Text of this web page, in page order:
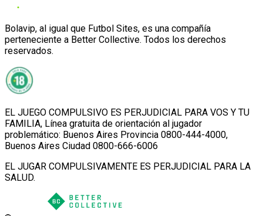
Bolavip, al igual que Futbol Sites, es una compañía
perteneciente a Better Collective. Todos los derechos
reservados.
EL JUEGO COMPULSIVO ES PERJUDICIAL PARA VOS Y TU
FAMILIA, Línea gratuita de orientación al jugador
problemático: Buenos Aires Provincia 0800-444-4000,
Buenos Aires Ciudad 0800-666-6006
EL JUGAR COMPULSIVAMENTE ES PERJUDICIAL PARA LA
SALUD.